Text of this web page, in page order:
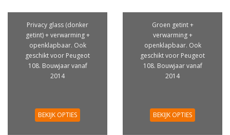
Privacy glass (donker
getint) + verwarming +
openklapbaar. Ook
geschikt voor Peugeot
108. Bouwjaar vanaf
2014
BEKIJK OPTIES
Groen getint +
verwarming +
openklapbaar. Ook
geschikt voor Peugeot
108. Bouwjaar vanaf
2014
BEKIJK OPTIES